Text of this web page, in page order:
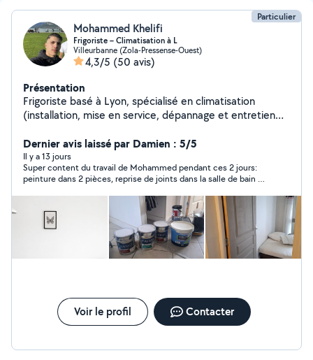
Particulier
Mohammed Khelifi
Frigoriste – Climatisation à L
Villeurbanne (Zola-Pressense-Ouest)
4,3/5 (50 avis)
Présentation
Frigoriste basé à Lyon, spécialisé en climatisation
(installation, mise en service, dépannage et entretien
rapidement en période de forte chaleur _Camion
disponible pour transport et livraison de meubles et
matériel. Montage et démontage de mobilier (cuisines,
armoires, lits, tables). Services de peinture et plomberie
intérieure Avec des petits travaux _ Intervention rapide
_Travail propre et soigné _Prix raisonnables Disponible
rapidement. N'hésitez pas à me contacter.
Dernier avis laissé par Damien : 5/5
Il y a 13 jours
Super content du travail de Mohammed pendant ces 2 jours:
peinture dans 2 pièces, reprise de joints dans la salle de bain et
Voir le profil Contacter